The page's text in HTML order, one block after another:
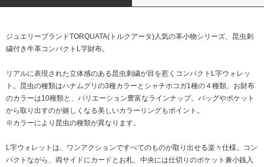
ジュエリーブランドTORQUATA(トルクアータ)人気の革小物シリーズ、昆虫刺
繍付き牛革コンパクトL字財布。
リアルに表現された立体感のある昆虫刺繍が目を惹くコンパクトL字ウォレッ
ト。昆虫の種類はハナムグリの3種カラーとシャチホコガ1種の４種類。お財布
のカラーは10種類と、バリエーション豊富なラインナップ。バッグやポケット
から取り出すのが嬉しくなる美しいカラーリングもポイント。
※カラーにより昆虫の種類が異なります。
L字ウォレットは、ワンアクションですべてのものが取り出せる楽々仕様。コン
パクトながら、両サイドにカードとお札、中央には仕切りのポケット兼小銭入